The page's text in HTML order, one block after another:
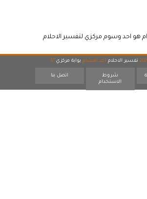
هو احد وسوم مركزي لتفسير الاحلام
تفسير الاحلام احد اقسام بوابة مركزي 17
شروط
الاستخدام
اتصل بنا